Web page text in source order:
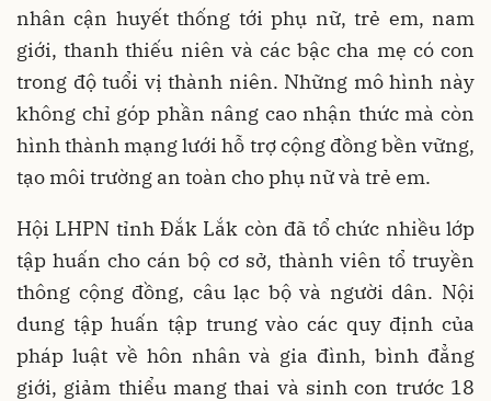
nhân cận huyết thống tới phụ nữ, trẻ em, nam
giới, thanh thiếu niên và các bậc cha mẹ có con
trong độ tuổi vị thành niên. Những mô hình này
không chỉ góp phần nâng cao nhận thức mà còn
hình thành mạng lưới hỗ trợ cộng đồng bền vững,
tạo môi trường an toàn cho phụ nữ và trẻ em.
Hội LHPN tỉnh Đắk Lắk còn đã tổ chức nhiều lớp
tập huấn cho cán bộ cơ sở, thành viên tổ truyền
thông cộng đồng, câu lạc bộ và người dân. Nội
dung tập huấn tập trung vào các quy định của
pháp luật về hôn nhân và gia đình, bình đẳng
giới, giảm thiểu mang thai và sinh con trước 18